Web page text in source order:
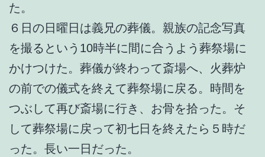
た。
６日の日曜日は義兄の葬儀。親族の記念写真
を撮るという10時半に間に合うよう葬祭場に
かけつけた。葬儀が終わって斎場へ、火葬炉
の前での儀式を終えて葬祭場に戻る。時間を
つぶして再び斎場に行き、お骨を拾った。そ
して葬祭場に戻って初七日を終えたら５時だ
った。長い一日だった。